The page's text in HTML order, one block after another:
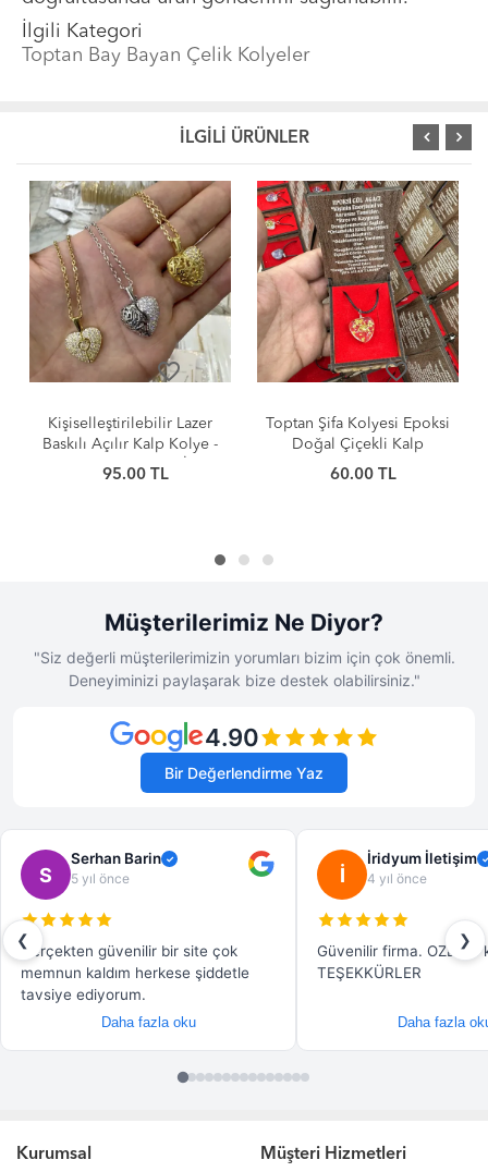
İlgili Kategori
Toptan Bay Bayan Çelik Kolyeler
İLGİLİ ÜRÜNLER
favorite_border
Toptan Şifa Kolyesi Epoksi
Doğal Çiçekli Kalp
Kolyeler
60.00 TL
favorite_border
Kişiye Özel Lazer Baskıya
Uygun Kararma Yapmaz
Çelik Kolye Modelleri -
130.00 TL
Kurumsal Müşteri Hizmetleri